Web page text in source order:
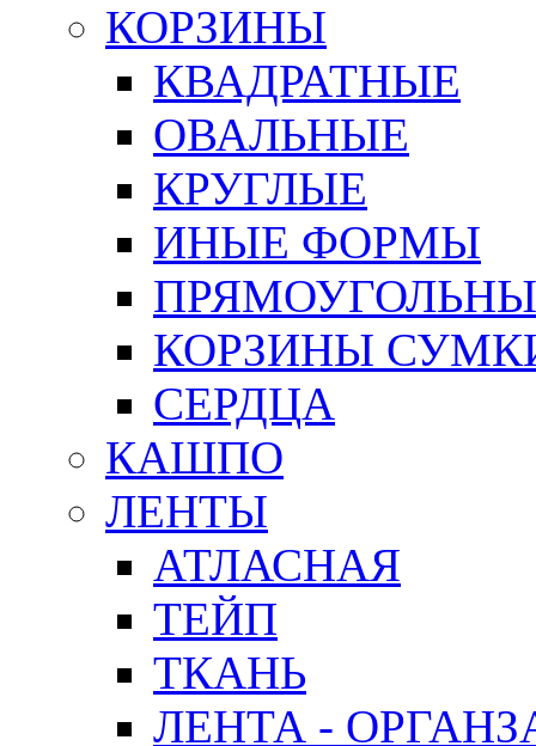
КОРЗИНЫ
КВАДРАТНЫЕ
ОВАЛЬНЫЕ
КРУГЛЫЕ
ИНЫЕ ФОРМЫ
КОРЗИНЫ
СЕРДЦА
КАШПО
ЛЕНТЫ
АТЛАСНАЯ
ТЕЙП
ТКАНЬ
ЛЕНТА -